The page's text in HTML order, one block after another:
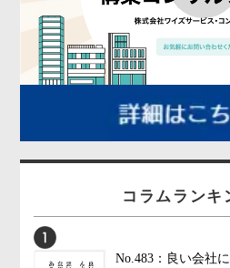
コラムラン
No.483：良い会社